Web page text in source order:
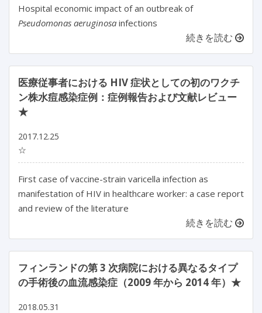
Hospital economic impact of an outbreak of
Pseudomonas aeruginosa infections
続きを読む
医療従事者における HIV 症状としての初のワクチ
ン株水痘感染症例：症例報告および文献レビュー
★
2017.12.25
☆
First case of vaccine-strain varicella infection as
manifestation of HIV in healthcare worker: a case report
and review of the literature
続きを読む
フィンランドの第 3 次病院における異なるタイプ
の手術後の血流感染症（2009 年から 2014 年）★
2018.05.31